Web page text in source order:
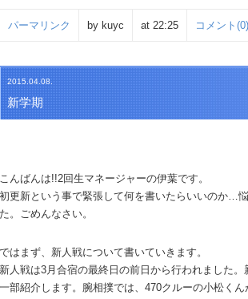
パーマリンク by kuyc at 22:25 コメント(0)
2015.04.08.
新学期
こんばんは!!2回生マネージャーの伊葉です。
初更新という事で緊張して何を書いたらいいのか…
た。ごめんなさい。
ではまず、新人戦について書いていきます。
新人戦は3月合宿の最終日の前日から行われました。
一部紹介します。腕相撲では、470クルーの小松く